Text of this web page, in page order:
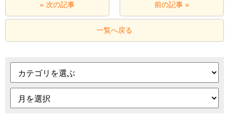
« 次の記事 前の記事 »
一覧へ戻る